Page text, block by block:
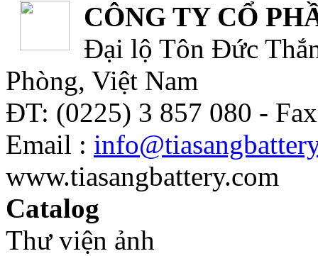
CÔNG TY CỔ
Đại lộ Tôn Đức
Phòng, Việt Nam
ĐT: (0225) 3 857 080 -
Email :
www.tiasangbattery.com
Catalog
Thư viện ảnh